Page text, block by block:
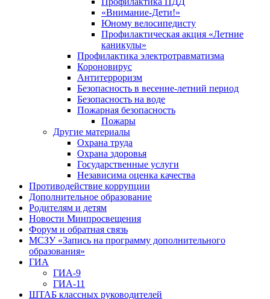
«Внимание-Дети!»
Юному велосипедисту
Профилактическая акция «Летние
каникулы»
Профилактика электротравматизма
Короновирус
Антитерроризм
Безопасность в весенне-летний период
Безопасность на воде
Пожарная безопасность
Пожары
Другие материалы
Охрана труда
Охрана здоровья
Государственные услуги
Независима оценка качества
Противодействие коррупции
Дополнительное образование
Родителям и детям
Новости Минпросвещения
Форум и обратная связь
МСЗУ «Запись на программу дополнительного
образования»
ГИА
ГИА-9
ГИА-11
ШТАБ классных руководителей